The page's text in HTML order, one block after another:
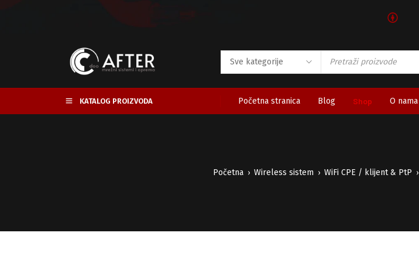
🅯
KATALOG PROIZVODA Početna stranica Blog Shop O nama
Početna › Wireless sistem › WiFi CPE / klijent & PtP ›